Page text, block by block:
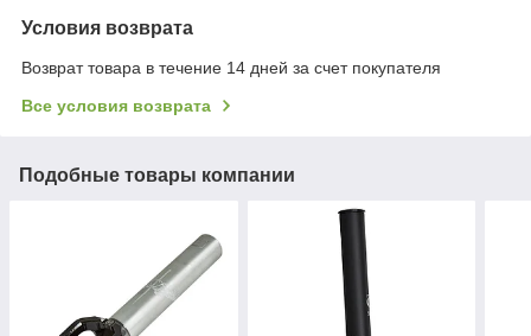
Условия возврата
Возврат товара в течение 14 дней за счет покупателя
Все условия возврата
Подобные товары компании